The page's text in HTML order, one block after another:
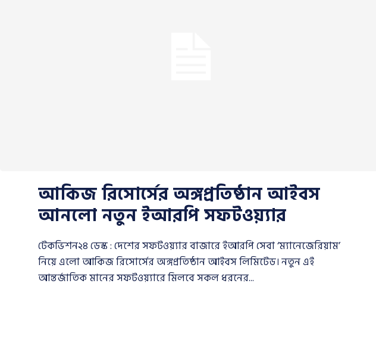
আকিজ রিসোর্সের অঙ্গপ্রতিষ্ঠান আইবস
আনলো নতুন ইআরপি সফটওয়্যার
টেকভিশন২৪ ডেস্ক : দেশের সফটওয়্যার বাজারে ইআরপি সেবা ‘ম্যানেজেরিয়াম’
নিয়ে এলো আকিজ রিসোর্সের অঙ্গপ্রতিষ্ঠান আইবস লিমিটেড। নতুন এই
আন্তর্জাতিক মানের সফটওয়্যারে মিলবে সকল ধরনের...